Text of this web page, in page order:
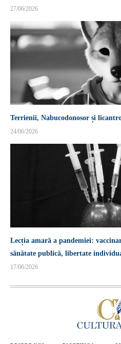
27/06/2026
Terrienii, Nabucodonosor și
24/06/2026
Lecția amară a pandemiei:
sănătate publică, libertate
17/06/2026